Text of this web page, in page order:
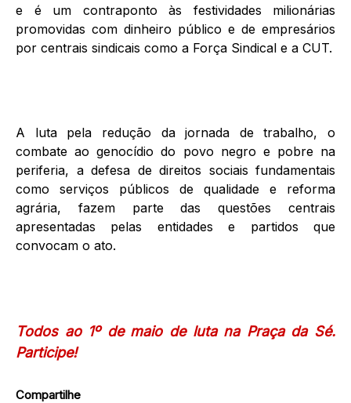
e é um contraponto às festividades milionárias
promovidas com dinheiro público e de empresários
por centrais sindicais como a Força Sindical e a CUT.
A luta pela redução da jornada de trabalho, o
combate ao genocídio do povo negro e pobre na
periferia, a defesa de direitos sociais fundamentais
como serviços públicos de qualidade e reforma
agrária, fazem parte das questões centrais
apresentadas pelas entidades e partidos que
convocam o ato.
Todos ao 1º de maio de luta na Praça da Sé.
Participe!
Compartilhe